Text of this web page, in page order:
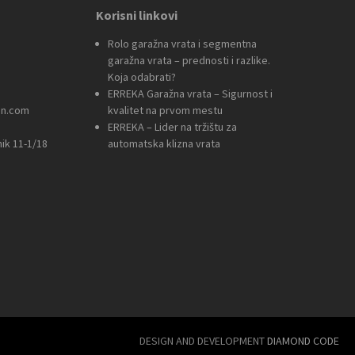
11-1/18
Korisni linkovi
Rolo garažna vrata i segmentna
garažna vrata – prednosti i razlike.
Koja odabrati?
ERREKA Garažna vrata – Sigurnost i
kvalitet na prvom mestu
ERREKA – Lider na tržištu za
automatska klizna vrata
DESIGN AND DEVELOPMENTDIAMOND CODE